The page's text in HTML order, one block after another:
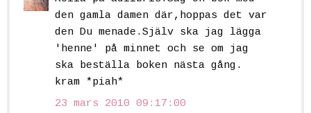
den gamla damen där,hoppas det var
den Du menade.Själv ska jag lägga
'henne' på minnet och se om jag
ska beställa boken nästa gång.
kram *piah*
23 mars 2010 09:17:00